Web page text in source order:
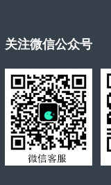
关注微信公众号